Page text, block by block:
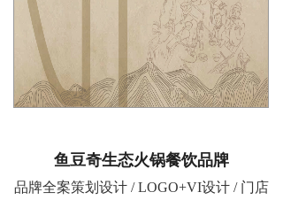
鱼豆奇生态火锅餐饮品牌
品牌全案策划设计 / LOGO+VI设计 / 门店